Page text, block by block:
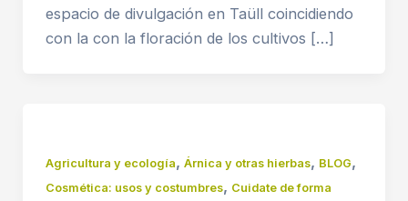
espacio de divulgación en Taüll coincidiendo
con la con la floración de los cultivos […]
Agricultura y ecología, Árnica y otras hierbas, BLOG,
Cosmética: usos y costumbres, Cuidate de forma